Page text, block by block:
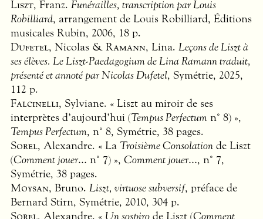
Liszt, Franz. Funérailles, transcription par Louis
Robilliard, arrangement de Louis Robilliard, Éditions
musicales Rubin, 2006, 18 p.
Dufetel, Nicolas & Ramann, Lina. Leçons de Liszt à
ses élèves. LeLiszt-Paedagogiumde Lina Ramann traduit,
présenté et annoté par Nicolas Dufetel, Symétrie, 2025,
112 p.
Falcinelli, Sylviane. « Liszt au miroir de ses
interprètes d’aujourd’hui (Tempus Perfectum n° 8) »,
Tempus Perfectum, n° 8, Symétrie, 38 pages.
Sorel, Alexandre. « La Troisième Consolation de Liszt
(Comment jouer… n° 7) », Comment jouer…, n° 7,
Symétrie, 38 pages.
Moysan, Bruno. Liszt, virtuose subversif, préface de
Bernard Stirn, Symétrie, 2010, 304 p.